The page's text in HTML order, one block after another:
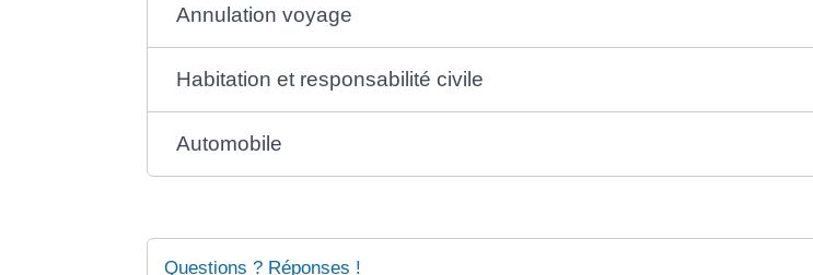
Annulation voyage
Habitation et responsabilité civile
Automobile
Questions ? Réponses !